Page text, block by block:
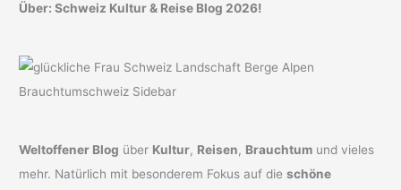
Über: Schweiz Kultur & Reise Blog 2026!
Weltoffener Blog über Kultur, Reisen, Brauchtum und vieles
mehr. Natürlich mit besonderem Fokus auf dieschöne